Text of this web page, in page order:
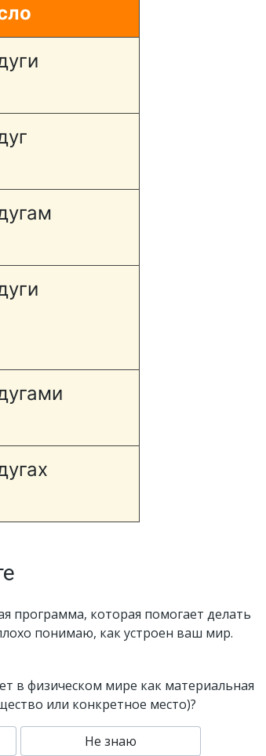
программа, которая помогает делать
понимаю, как устроен ваш мир.
в физическом мире как материальная
или конкретное место)?
Не знаю